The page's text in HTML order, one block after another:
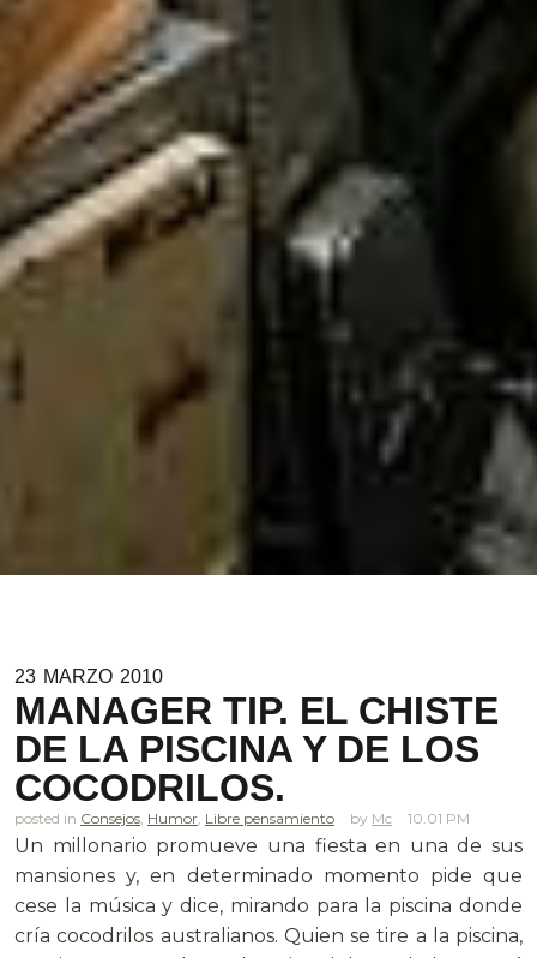
23 MARZO 2010
MANAGER TIP. EL CHISTE
DE LA PISCINA Y DE LOS
COCODRILOS.
posted in Consejos Humor Libre pensamiento Mc 10.01 PM
Un millonario promueve una fiesta en una de sus
mansiones y, en determinado momento pide que
cese la música y dice, mirando para la piscina donde
cría cocodrilos australianos. Quien se tire a la piscina,